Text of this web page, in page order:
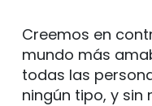
Creemos en
mundo más
todas las
ningún tipo, y sin